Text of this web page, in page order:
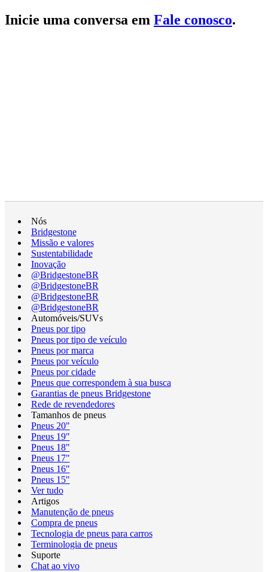
Inicie uma conversa em Fale conosco.
Nós
Bridgestone
Missão e valores
Sustentabilidade
Inovação
@BridgestoneBR
@BridgestoneBR
@BridgestoneBR
@BridgestoneBR
Automóveis/SUVs
Pneus por tipo
Pneus por tipo de veículo
Pneus por marca
Pneus por veículo
Pneus por cidade
Pneus que correspondem à sua busca
Garantias de pneus Bridgestone
Rede de revendedores
Tamanhos de pneus
Pneus 20"
Pneus 19"
Pneus 18"
Pneus 17"
Pneus 16"
Pneus 15"
Ver tudo
Artigos
Manutenção de pneus
Compra de pneus
Tecnologia de pneus para carros
Terminologia de pneus
Suporte
Chat ao vivo